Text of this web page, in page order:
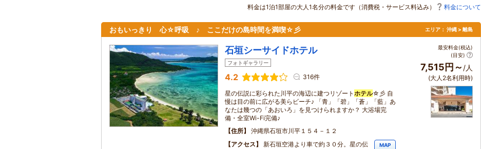
料金は1泊1部屋の大人1名分の料金です（消費税・サービス料込み） 料金について
おもいっきり 心☆呼吸 ♪ ここだけの島時間を満喫☆彡 エリア： 沖縄 > 離島
石垣シーサイドホテル
フォトギャラリー
4.2 316件
星の伝説に彩られた川平の海辺に建つリゾート ホテル☆彡 自
慢は目の前に広がる美らビーチ♪ 「青」「碧」「蒼」「藍」あ
なたは幾つの「あおいろ」を見つけられますか？ 大浴場完
備・全室Wi-Fi完備♪
住所
沖縄県石垣市川平１５４－１２
アクセス
新石垣空港より車で約３０分。星の伝
MAP
最安料金(税込)
(目安)
7,515円～ /人
(大人2名利用時)